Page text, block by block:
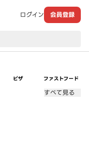
ログイン 会員登録
ピザ ファストフード
すべて見る